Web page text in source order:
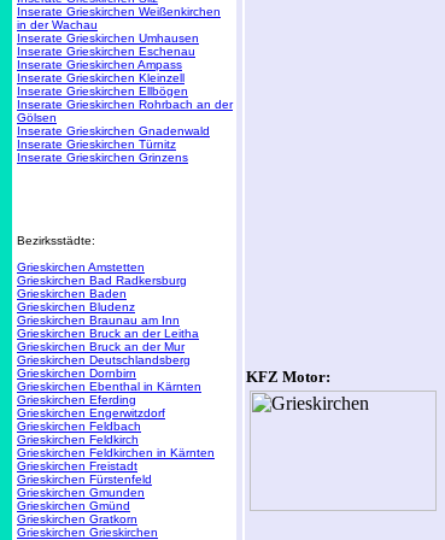
Inserate Grieskirchen Weißenkirchen
in der Wachau
Inserate Grieskirchen Umhausen
Inserate Grieskirchen Eschenau
Inserate Grieskirchen Ampass
Inserate Grieskirchen Kleinzell
Inserate Grieskirchen Ellbögen
Inserate Grieskirchen Rohrbach an der
Gölsen
Inserate Grieskirchen Gnadenwald
Inserate Grieskirchen Türnitz
Inserate Grieskirchen Grinzens
Bezirksstädte:
Grieskirchen Amstetten
Grieskirchen Bad Radkersburg
Grieskirchen Baden
Grieskirchen Bludenz
Grieskirchen Braunau am Inn
Grieskirchen Bruck an der Leitha
Grieskirchen Bruck an der Mur
Grieskirchen Deutschlandsberg
Grieskirchen Dornbirn
Grieskirchen Ebenthal in Kärnten
Grieskirchen Eferding
Grieskirchen Engerwitzdorf
Grieskirchen Feldbach
Grieskirchen Feldkirch
Grieskirchen Feldkirchen in Kärnten
Grieskirchen Freistadt
Grieskirchen Fürstenfeld
Grieskirchen Gmunden
Grieskirchen Gmünd
Grieskirchen Gratkorn
Grieskirchen Grieskirchen
KFZ Motor: